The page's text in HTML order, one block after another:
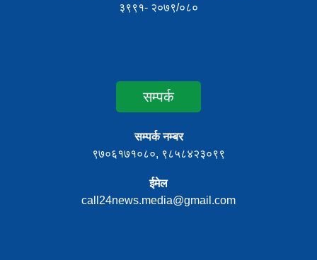
३९९१- २०७९/०८०
सम्पर्क
सम्पर्क नम्बर
९७०६१७१०८०, ९८५८४२३०९९
ईमेल
call24news.media@gmail.com